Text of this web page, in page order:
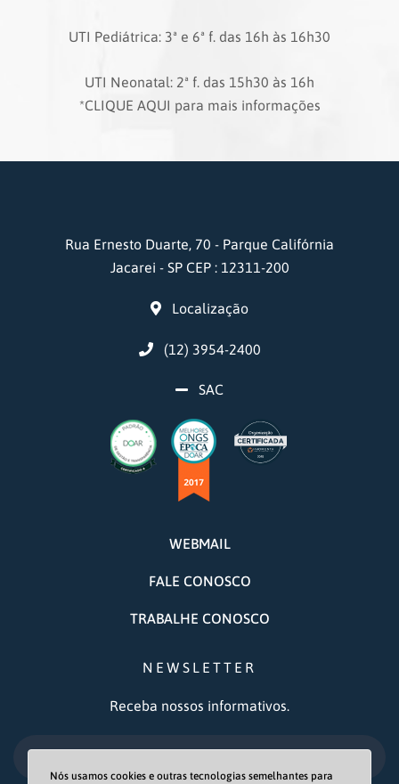
UTI Pediátrica: 3ª e 6ª f. das 16h às 16h30
UTI Neonatal: 2ª f. das 15h30 às 16h
*CLIQUE AQUI para mais informações
Rua Ernesto Duarte, 70 - Parque Califórnia
Jacarei - SP CEP : 12311-200
Localização
(12) 3954-2400
SAC
WEBMAIL
FALE CONOSCO
TRABALHE CONOSCO
NEWSLETTER
Receba nossos informativos.
OK
Nós usamos cookies e outras tecnologias semelhantes para